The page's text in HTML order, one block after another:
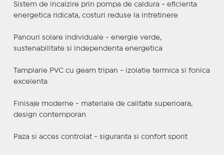
Sistem de incalzire prin pompa de caldura - eficienta
energetica ridicata, costuri reduse la intretinere
Panouri solare individuale - energie verde,
sustenabilitate si independenta energetica
Tamplarie PVC cu geam tripan - izolatie termica si fonica
excelenta
Finisaje moderne - materiale de calitate superioara,
design contemporan
Paza si acces controlat - siguranta si confort sporit